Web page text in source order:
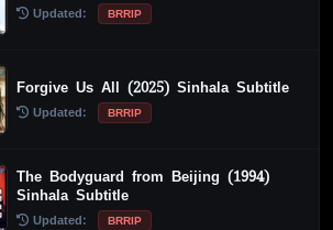
Updated: BRRIP
Forgive Us All (2025) Sinhala Subtitle
Updated: BRRIP
The Bodyguard from Beijing (1994)
Sinhala Subtitle
Updated: BRRIP